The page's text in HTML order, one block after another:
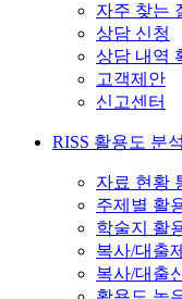
자주 찾는
상담 신청
상담 내역
고객제안
신고센터
RISS 활용도 분석
자료 현황
주제별 활
학술지 활
복사/대출
복사/대출